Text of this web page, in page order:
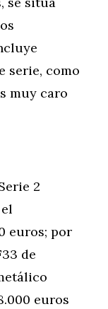
serie, como
muy caro
2
euros; por
de
euros